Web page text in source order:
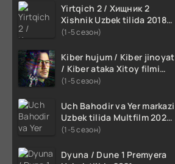
Yirtqich 2 / Хищник 2
Xishnik Uzbek tilida 2018-
2024 O'zbekcha tarjima
(1-5 сезон)
Kiber hujum / Kiber jinoyat
/ Kiber ataka Xitoy filmi
Uzbek tilida O'zbekcha
HD skachat
(1-5 сезон)
Uch Bahodir va Yer markazi
Uzbek tilida Multfilm 2025
tarjima HD skachat
(1-5 сезон)
Dyuna / Dune 1 Premyera